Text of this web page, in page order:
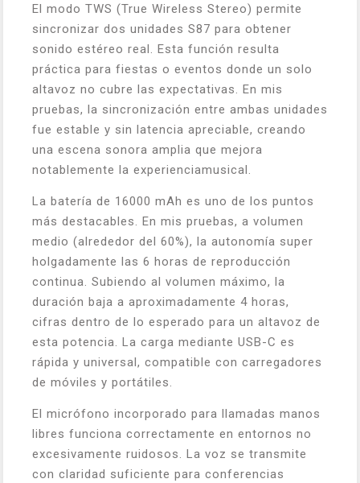
El modo TWS (True Wireless Stereo) permite
sincronizar dos unidades S87 para obtener
sonido estéreo real. Esta función resulta
práctica para fiestas o eventos donde un solo
altavoz no cubre las expectativas. En mis
pruebas, la sincronización entre ambas unidades
fue estable y sin latencia apreciable, creando
una escena sonora amplia que mejora
notablemente la experienciamusical.
La batería de 16000 mAh es uno de los puntos
más destacables. En mis pruebas, a volumen
medio (alrededor del 60%), la autonomía super
holgadamente las 6 horas de reproducción
continua. Subiendo al volumen máximo, la
duración baja a aproximadamente 4 horas,
cifras dentro de lo esperado para un altavoz de
esta potencia. La carga mediante USB-C es
rápida y universal, compatible con carregadores
de móviles y portátiles.
El micrófono incorporado para llamadas manos
libres funciona correctamente en entornos no
excesivamente ruidosos. La voz se transmite
con claridad suficiente para conferencias